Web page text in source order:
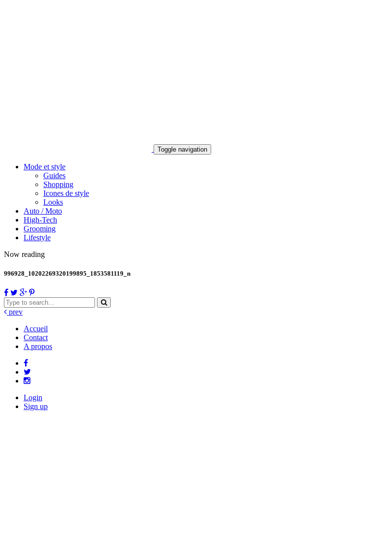
Toggle navigation
Mode et style
Guides
Shopping
Icones de style
Looks
Auto / Moto
High-Tech
Grooming
Lifestyle
Now reading
996928_10202269320199895_1853581119_n
prev
Accueil
Contact
A propos
Login
Sign up